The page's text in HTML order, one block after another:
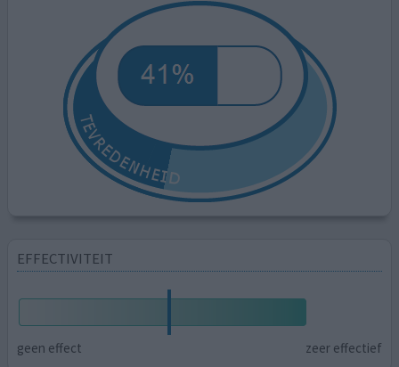
EFFECTIVITEIT
geen effect zeer effectief